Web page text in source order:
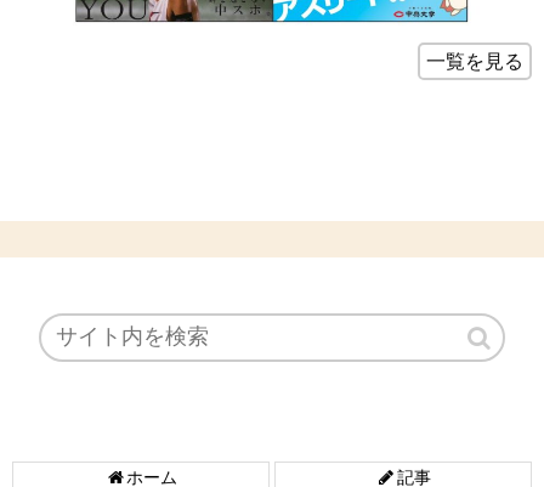
一覧を見る
ホーム 記事